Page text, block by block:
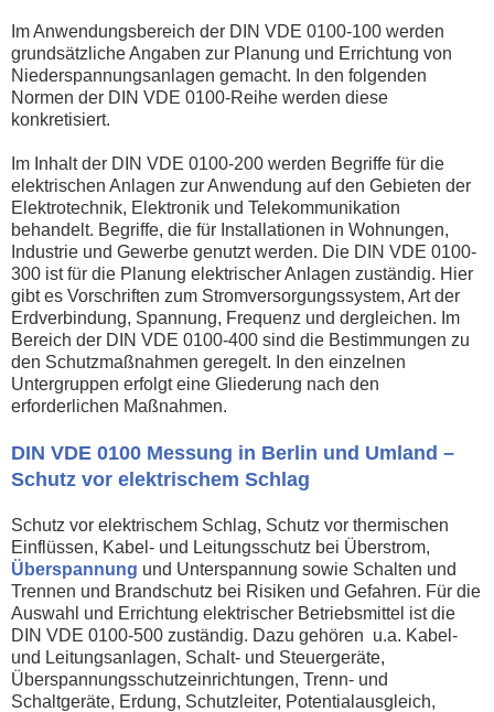
Im Anwendungsbereich der DIN VDE 0100-100 werden
grundsätzliche Angaben zur Planung und Errichtung von
Niederspannungsanlagen gemacht. In den folgenden
Normen der DIN VDE 0100-Reihe werden diese
konkretisiert.
Im Inhalt der DIN VDE 0100-200 werden Begriffe für die
elektrischen Anlagen zur Anwendung auf den Gebieten der
Elektrotechnik, Elektronik und Telekommunikation
behandelt. Begriffe, die für Installationen in Wohnungen,
Industrie und Gewerbe genutzt werden. Die DIN VDE 0100-
300 ist für die Planung elektrischer Anlagen zuständig. Hier
gibt es Vorschriften zum Stromversorgungssystem, Art der
Erdverbindung, Spannung, Frequenz und dergleichen. Im
Bereich der DIN VDE 0100-400 sind die Bestimmungen zu
den Schutzmaßnahmen geregelt. In den einzelnen
Untergruppen erfolgt eine Gliederung nach den
erforderlichen Maßnahmen.
DIN VDE 0100 Messung in Berlin und Umland –
Schutz vor elektrischem Schlag
Schutz vor elektrischem Schlag, Schutz vor thermischen
Einflüssen, Kabel- und Leitungsschutz bei Überstrom,
Überspannung und Unterspannung sowie Schalten und
Trennen und Brandschutz bei Risiken und Gefahren. Für die
Auswahl und Errichtung elektrischer Betriebsmittel ist die
DIN VDE 0100-500 zuständig. Dazu gehören u.a. Kabel-
und Leitungsanlagen, Schalt- und Steuergeräte,
Überspannungsschutzeinrichtungen, Trenn- und
Schaltgeräte, Erdung, Schutzleiter, Potentialausgleich,